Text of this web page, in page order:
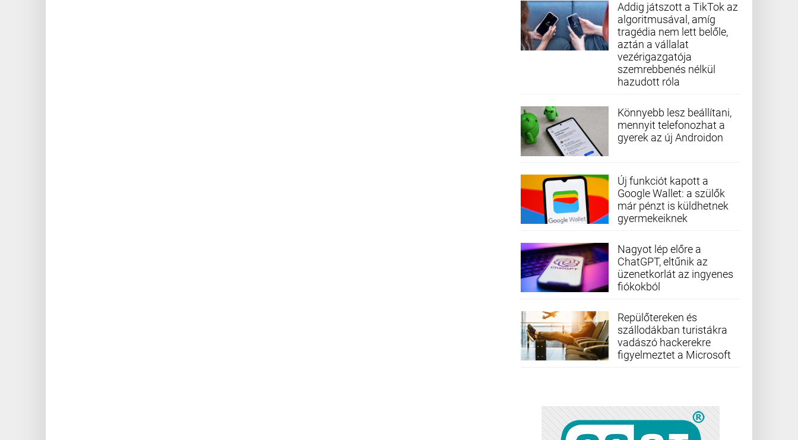
Addig játszott a TikTok az
algoritmusával, amíg
tragédia nem lett belőle,
aztán a vállalat
vezérigazgatója
szemrebbenés nélkül
hazudott róla
Könnyebb lesz beállítani,
mennyit telefonozhat a
gyerek az új Androidon
Új funkciót kapott a
Google Wallet: a szülők
már pénzt is küldhetnek
gyermekeiknek
Nagyot lép előre a
ChatGPT, eltűnik az
üzenetkorlát az ingyenes
fiókokból
Repülőtereken és
szállodákban turistákra
vadászó hackerekre
figyelmeztet a Microsoft